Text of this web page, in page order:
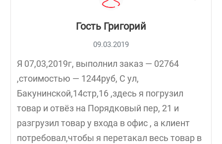
Гость Григорий
09.03.2019
Я 07,03,2019г, выполнил заказ — 02764
,стоимостью — 1244руб, С ул,
Бакунинской,14стр,16 ,здесь я погрузил
товар и отвёз на Порядковый пер, 21 и
разгрузил товар у входа в офис , а клиент
потребовал,чтобы я перетакал весь товар в